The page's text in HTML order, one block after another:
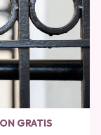
GRATIS